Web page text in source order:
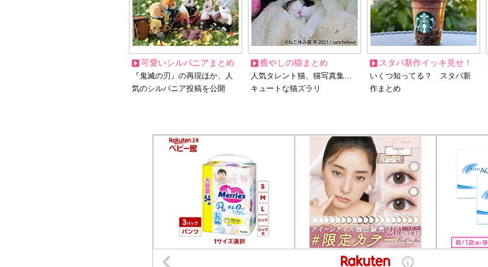
可愛いシルバニアまとめ
『鬼滅の刃』の再現ほか、人
気のシルバニア投稿を公開
癒やしの猫まとめ
人気タレント猫、猫写真集…
キュートな猫ズラリ
スタバ新作イッキ見せ！
いくつ知ってる？ スタバ新
作まとめ